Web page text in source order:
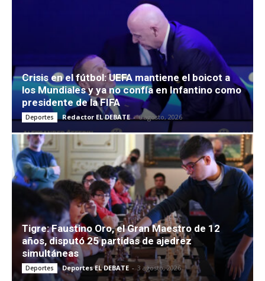
Crisis en el fútbol: UEFA mantiene el boicot a
los Mundiales y ya no confía en Infantino como
presidente de la FIFA
Deportes Redactor EL DEBATE - 6 agosto, 2026
Tigre: Faustino Oro, el Gran Maestro de 12
años, disputó 25 partidas de ajedrez
simultáneas
Deportes Deportes EL DEBATE - 3 agosto, 2026